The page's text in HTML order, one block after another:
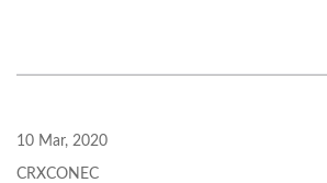
10 Mar, 2020
CRXCONEC